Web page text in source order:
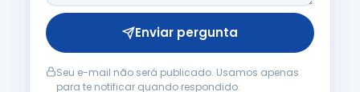
Enviar pergunta
Seu e-mail não será publicado. Usamos apenas
para te notificar quando respondido.